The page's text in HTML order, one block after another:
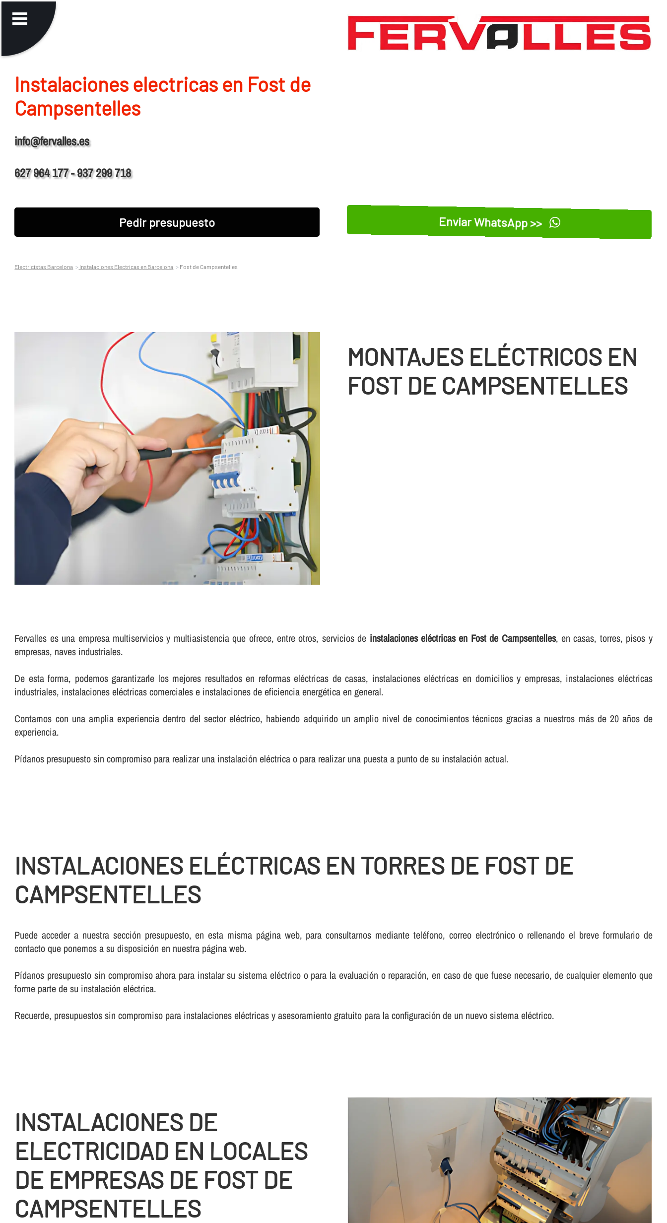
Instalaciones electricas en Fost de
Campsentelles
info@fervalles.es
627 964 177 - 937 299 718
Pedir presupuesto Enviar WhatsApp >>
Electricistas Barcelona Instalaciones Electricas en Barcelona Fost de Campsentelles
MONTAJES ELÉCTRICOS EN
FOST DE CAMPSENTELLES
Fervalles es una empresa multiservicios y multiasistencia que ofrece, entre otros, servicios de instalaciones eléctricas en Fost de Campsentelles, en casas, torres, pisos y
empresas, naves industriales.
De esta forma, podemos garantizarle los mejores resultados en reformas eléctricas de casas, instalaciones eléctricas en domicilios y empresas, instalaciones eléctricas
industriales, instalaciones eléctricas comerciales e instalaciones de eficiencia energética en general.
Contamos con una amplia experiencia dentro del sector eléctrico, habiendo adquirido un amplio nivel de conocimientos técnicos gracias a nuestros más de 20 años de
experiencia.
Pí­danos presupuesto sin compromiso para realizar una instalación eléctrica o para realizar una puesta a punto de su instalación actual.
INSTALACIONES ELÉCTRICAS EN TORRES DE FOST DE
CAMPSENTELLES
Puede acceder a nuestra sección presupuesto, en esta misma página web, para consultarnos mediante teléfono, correo electrónico o rellenando el breve formulario de
contacto que ponemos a su disposición en nuestra página web.
Pí­danos presupuesto sin compromiso ahora para instalar su sistema eléctrico o para la evaluación o reparación, en caso de que fuese necesario, de cualquier elemento que
forme parte de su instalación eléctrica.
Recuerde, presupuestos sin compromiso para instalaciones eléctricas y asesoramiento gratuito para la configuración de un nuevo sistema eléctrico.
INSTALACIONES DE
ELECTRICIDAD EN LOCALES
DE EMPRESAS DE FOST DE
CAMPSENTELLES